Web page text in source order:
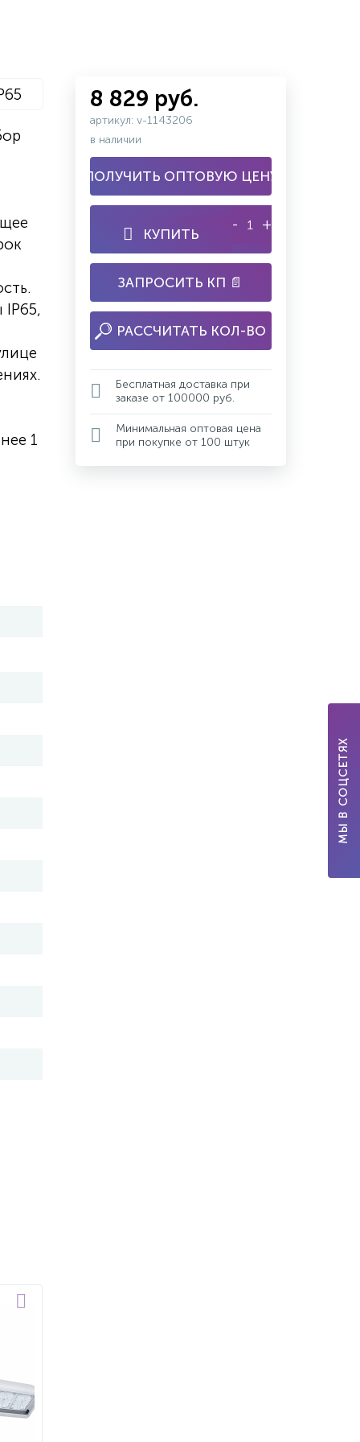
IP65,
1
8 829 руб.
артикул: v-1143206
в наличии
ПОЛУЧИТЬ ОПТОВУЮ ЦЕНУ
КУПИТЬ
- +
ЗАПРОСИТЬ КП 📄
РАССЧИТАТЬ КОЛ-ВО
Бесплатная доставка при
заказе от 100000 руб.
Минимальная оптовая цена
при покупке от 100 штук
МЫ В СОЦСЕТЯХ